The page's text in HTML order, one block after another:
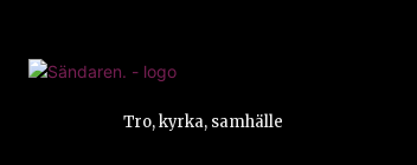
Tro, kyrka, samhälle